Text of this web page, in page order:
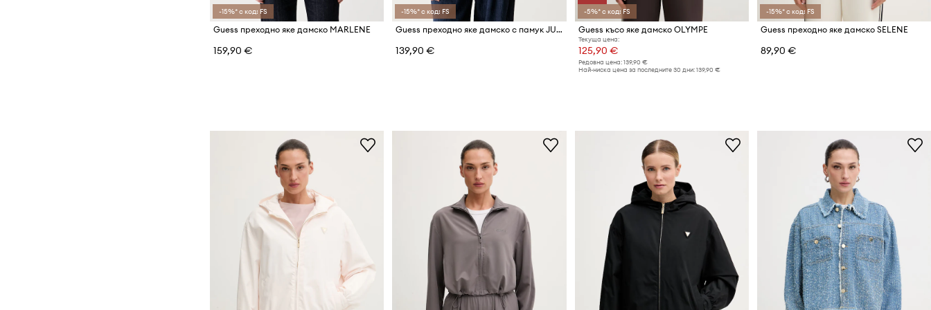
-15%* с код: FS
Guess преходно яке дамско MARLENE
159,90 €
-15%* с код: FS
Guess преходно яке дамско с памук JULIANE
139,90 €
-5%* с код: FS
Guess късо яке дамско OLYMPE
Текуща цена:
125,90 €
Редовна цена: 139,90 €
Най-ниска цена за последните 30 дни: 139,90 €
-15%* с код: FS
Guess преходно яке дамско SELENE
89,90 €